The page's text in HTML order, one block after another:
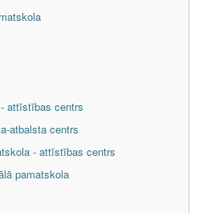
attīstības centrs
atbalsta centrs
- attīstības centrs
pamatskola